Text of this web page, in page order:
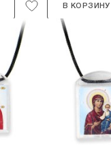
В КОРЗИНУ